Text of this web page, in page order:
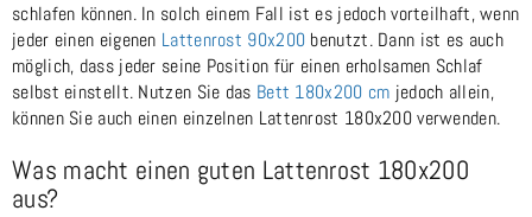
schlafen können. In solch einem Fall ist es jedoch vorteilhaft, wenn
jeder einen eigenen Lattenrost 90x200 benutzt. Dann ist es auch
möglich, dass jeder seine Position für einen erholsamen Schlaf
selbst einstellt. Nutzen Sie das Bett 180x200 cm jedoch allein,
können Sie auch einen einzelnen Lattenrost 180x200 verwenden.
Was macht einen guten Lattenrost 180x200
aus?